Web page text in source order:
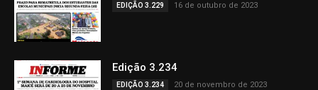
EDIÇÃO 3.229 16 de outubro de 2023
Edição 3.234
EDIÇÃO 3.234 20 de novembro de 2023